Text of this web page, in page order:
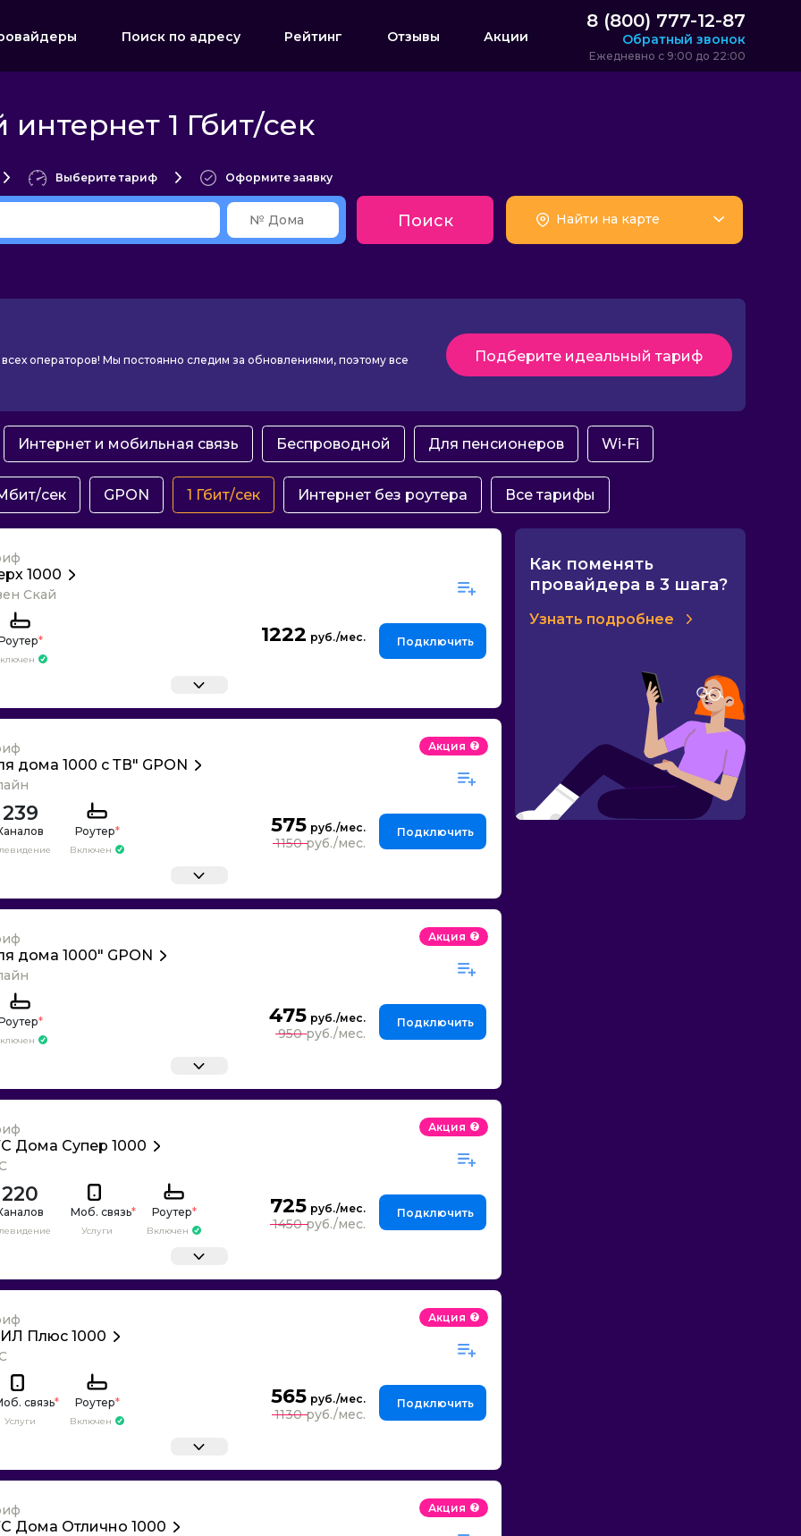
Поиск по адресу Рейтинг Отзывы Акции
8 (800) 777-12-87
Обратный звонок
Ежедневно с 9:00 до 22:00
1 Гбит/сек
Выберите тариф Оформите заявку
Поиск Найти на карте
операторов! Мы постоянно следим за обновлениями, поэтому все
Подберите идеальный тариф
Интернет и мобильная связь Беспроводной Для пенсионеров Wi-Fi
сек GPON 1 Гбит/сек Интернет без роутера Все тарифы
1000
Скай
* 1222 Подключить
дома 1000 с ТВ" GPON
Акция
239
Роутер*
Включен
575
1150
Подключить
дома 1000" GPON
Акция
* 475
950
Подключить
Дома Супер 1000
Акция
220
Моб. связь*
Услуги
Роутер*
Включен
725
1450
Подключить
Плюс 1000
Акция
связь*
Услуги
Роутер*
Включен
565
1130
Подключить
Дома Отлично 1000
Акция
Как поменять
провайдера в 3 шага?
Узнать подробнее